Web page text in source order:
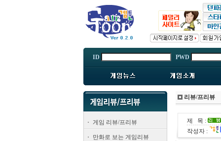
ID PWD
게임 리뷰/프리뷰
만화로 보는 게임리뷰
리뷰/프리뷰
제 목 :
작성자 :